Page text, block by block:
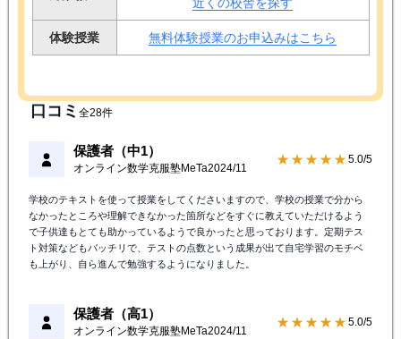
体験授業 無料体験授業のお申込みはこちら
口コミ 全28件
保護者（中1）
オンライン数学克服塾MeTa2024/11
★★★★★ 5.0/5
学校のテキストを使って授業をしてくださいますので、学校の授業で分から
なかったところや理解できなかった箇所などをすぐに教えていただけるよう
で子供達もとても助かっているようで良かったと思っております。定期テス
ト対策などもバッチリで、テストの点数という成果が出て自宅学習のモチベ
も上がり、自ら進んで勉強するようになりました。
保護者（高1）
オンライン数学克服塾MeTa2024/11
★★★★★ 5.0/5